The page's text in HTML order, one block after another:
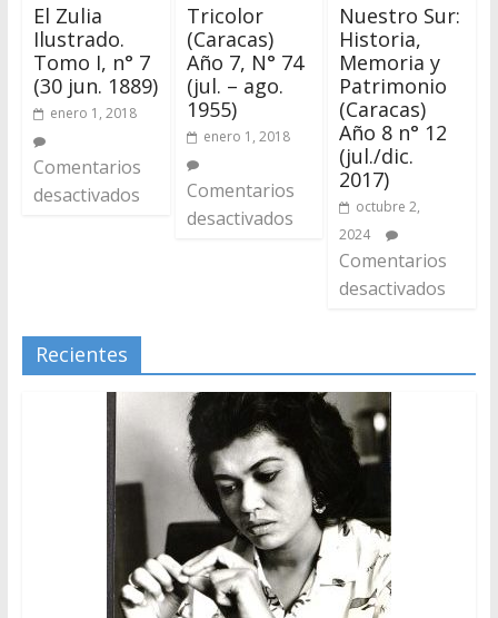
El Zulia
Ilustrado.
Tomo I, n° 7
(30 jun. 1889)
enero 1, 2018
Comentarios
desactivados
Tricolor
(Caracas)
Año 7, N° 74
(jul. – ago.
1955)
enero 1, 2018
Comentarios
desactivados
Nuestro Sur:
Historia,
Memoria y
Patrimonio
(Caracas)
Año 8 n° 12
(jul./dic.
2017)
octubre 2,
2024
Comentarios
desactivados
Recientes